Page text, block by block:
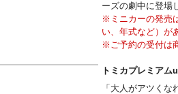
ーズの劇中に登場
※ミニカーの発売
い、年式など）が
※ご予約の受付は
トミカプレミア
「大人がアツく